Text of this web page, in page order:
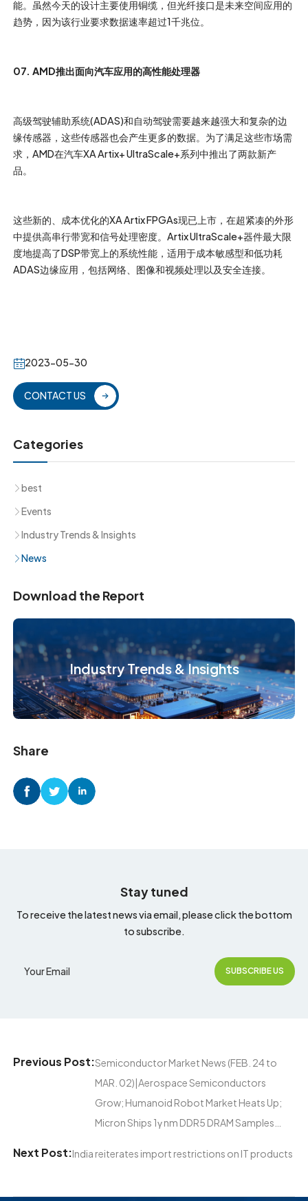
能。虽然今天的设计主要使用铜缆，但光纤接口是未来空间应用的
趋势，因为该行业要求数据速率超过1千兆位。
07. AMD推出面向汽车应用的高性能处理器
高级驾驶辅助系统(ADAS)和自动驾驶需要越来越强大和复杂的边
缘传感器，这些传感器也会产生更多的数据。为了满足这些市场需
求，AMD在汽车XA Artix+ UltraScale+系列中推出了两款新产
品。
这些新的、成本优化的XA Artix FPGAs现已上市，在超紧凑的外形
中提供高串行带宽和信号处理密度。Artix UltraScale+器件最大限
度地提高了DSP带宽上的系统性能，适用于成本敏感型和低功耗
ADAS边缘应用，包括网络、图像和视频处理以及安全连接。
2023-05-30
CONTACT US
Categories
best
Events
Industry Trends & Insights
News
Download the Report
Industry Trends & Insights
Share
Stay tuned
To receive the latest news via email, please click the bottom
to subscribe.
Previous Post:Semiconductor Market News (FEB. 24 to
MAR. 02)|Aerospace Semiconductors
Grow; Humanoid Robot Market Heats Up;
Micron Ships 1γ nm DDR5 DRAM Samples…
Next Post:India reiterates import restrictions on IT products